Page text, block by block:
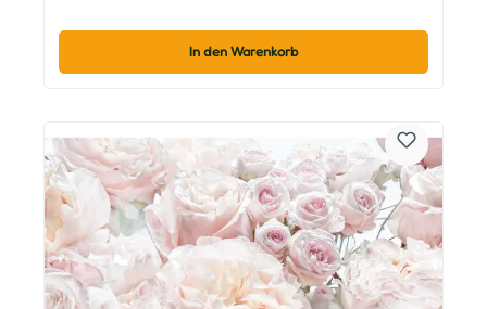
In den Warenkorb